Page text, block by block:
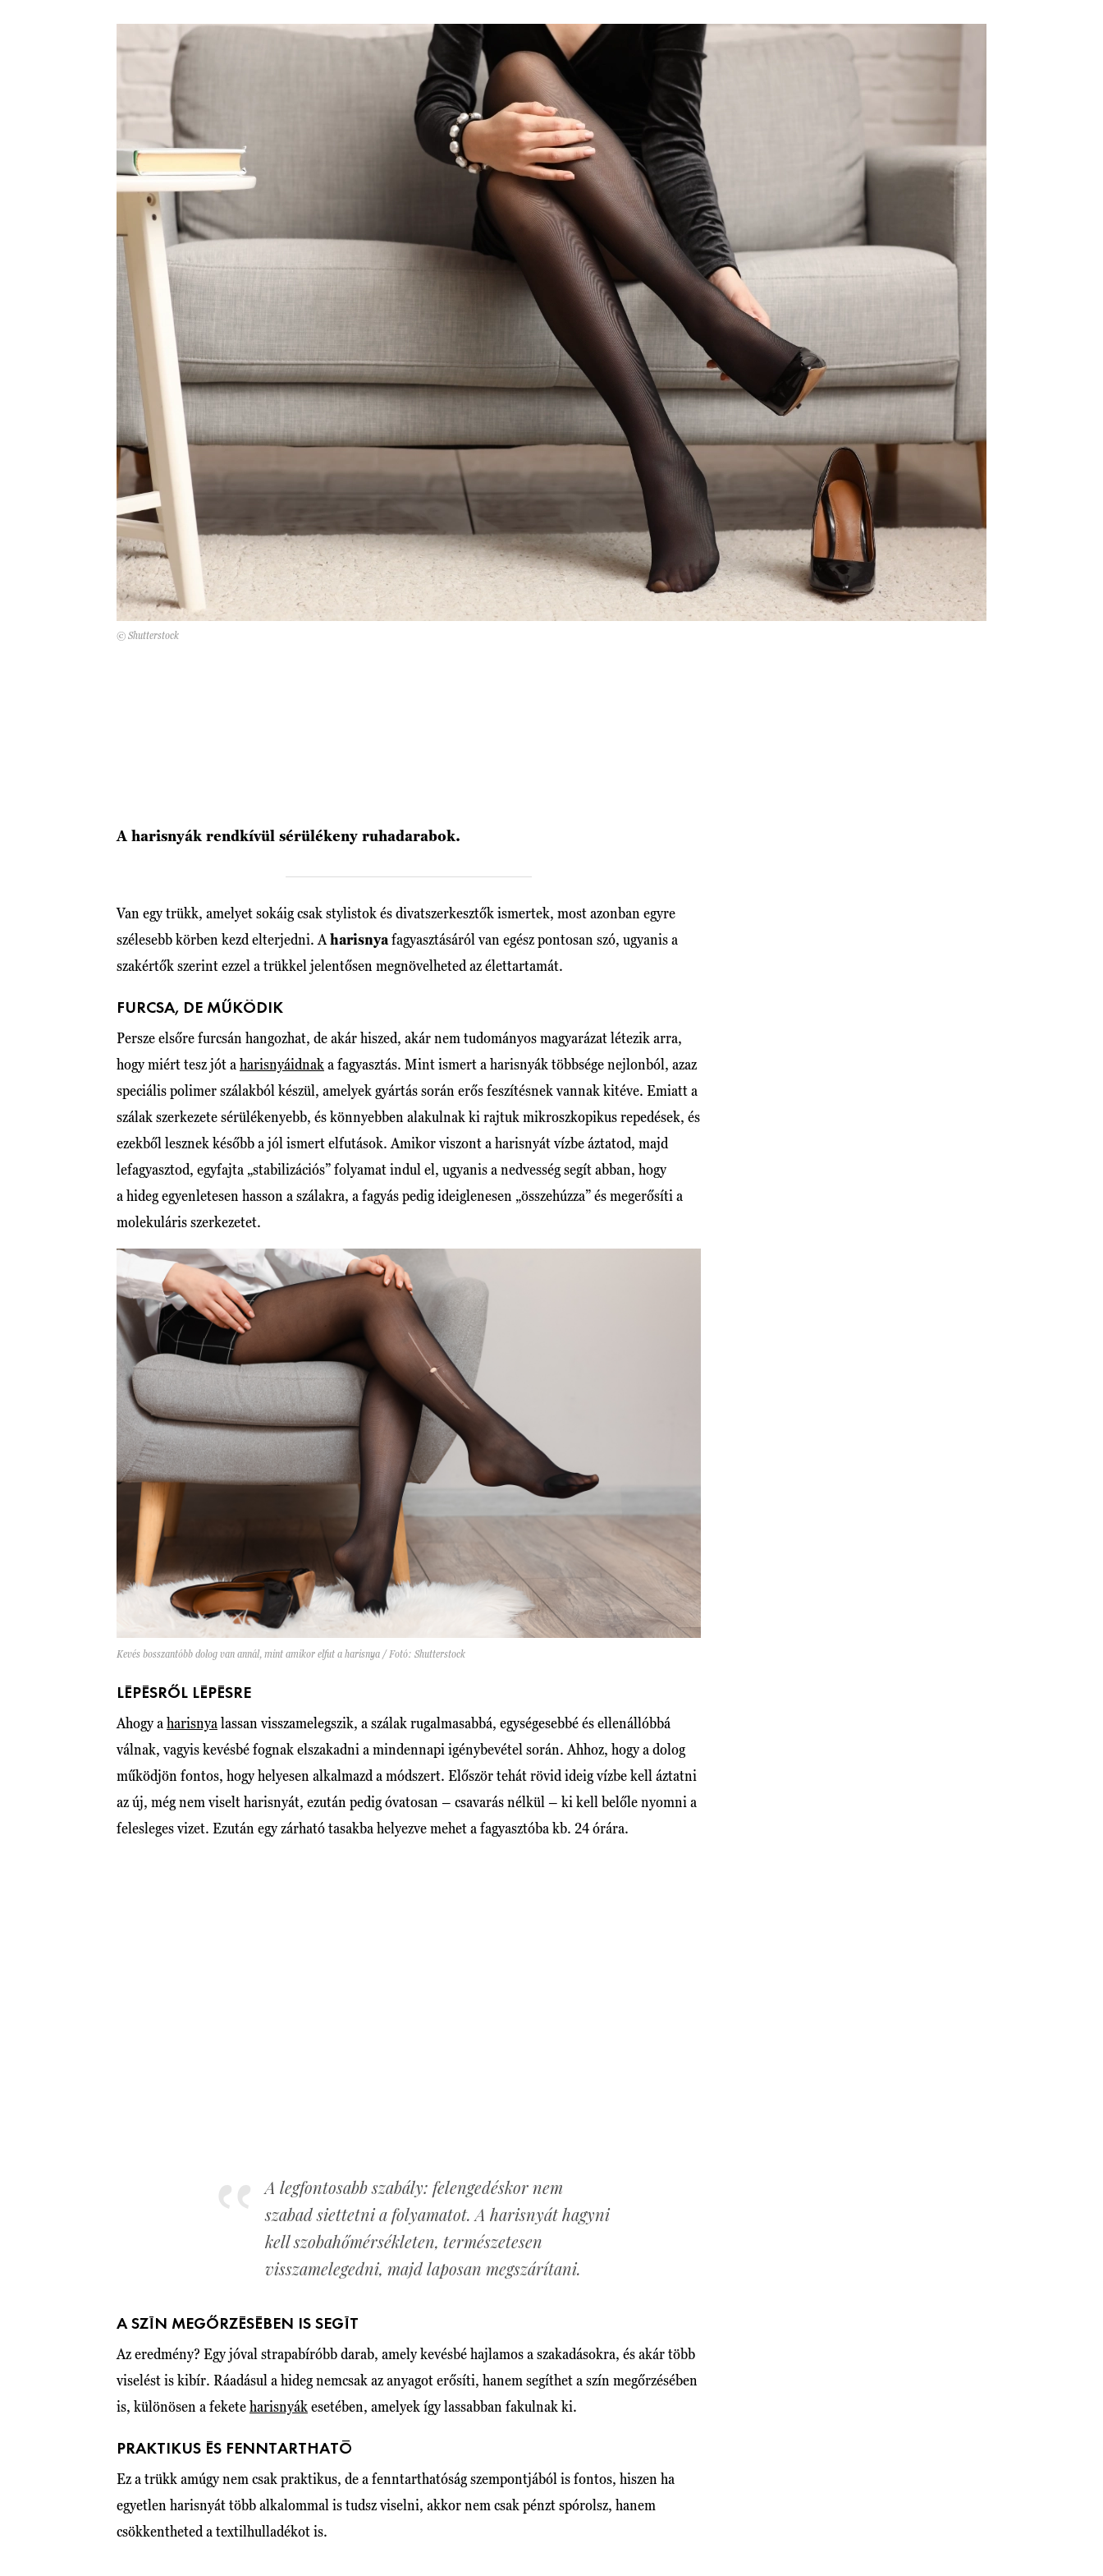
© Shutterstock
A harisnyák rendkívül sérülékeny ruhadarabok.
Van egy trükk, amelyet sokáig csak stylistok és divatszerkesztők ismertek, most azonban egyre
szélesebb körben kezd elterjedni. Aharisnyafagyasztásáról van egész pontosan szó, ugyanis a
szakértők szerint ezzel a trükkel jelentősen megnövelheted az élettartamát.
FURCSA, DE MŰKÖDIK
Persze elsőre furcsán hangozhat, de akár hiszed, akár nem tudományos magyarázat létezik arra,
hogy miért tesz jót a harisnyáidnaka fagyasztás. Mint ismert a harisnyák többsége nejlonból, azaz
speciális polimer szálakból készül, amelyek gyártás során erős feszítésnek vannak kitéve. Emiatt a
szálak szerkezete sérülékenyebb, és könnyebben alakulnak ki rajtuk mikroszkopikus repedések, és
ezekből lesznek később a jól ismert elfutások. Amikor viszont a harisnyát vízbe áztatod, majd
lefagyasztod, egyfajta „stabilizációs” folyamat indul el, ugyanis a nedvesség segít abban, hogy
a hideg egyenletesen hasson a szálakra, a fagyás pedig ideiglenesen „összehúzza” és megerősíti a
molekuláris szerkezetet.
Kevés bosszantóbb dolog van annál, mint amikor elfut a harisnya / Fotó: Shutterstock
LÉPÉSRŐL LÉPÉSRE
Ahogy aharisnyalassan visszamelegszik, a szálak rugalmasabbá, egységesebbé és ellenállóbbá
válnak, vagyis kevésbé fognak elszakadni a mindennapi igénybevétel során. Ahhoz, hogy a dolog
működjön fontos, hogy helyesen alkalmazd a módszert. Először tehát rövid ideig vízbe kell áztatni
az új, még nem viselt harisnyát, ezután pedig óvatosan – csavarás nélkül – ki kell belőle nyomni a
felesleges vizet. Ezután egy zárható tasakba helyezve mehet a fagyasztóba kb. 24 órára.
A legfontosabb szabály: felengedéskor nem
szabad siettetni a folyamatot. A harisnyát hagyni
kell szobahőmérsékleten, természetesen
visszamelegedni, majd laposan megszárítani.
A SZÍN MEGŐRZÉSÉBEN IS SEGÍT
Az eredmény? Egy jóval strapabíróbb darab, amely kevésbé hajlamos a szakadásokra, és akár több
viselést is kibír. Ráadásul a hideg nemcsak az anyagot erősíti, hanem segíthet a szín megőrzésében
is, különösen a feketeharisnyákesetében, amelyek így lassabban fakulnak ki.
PRAKTIKUS ÉS FENNTARTHATÓ
Ez a trükk amúgy nem csak praktikus, de a fenntarthatóság szempontjából is fontos, hiszen ha
egyetlen harisnyát több alkalommal is tudsz viselni, akkor nem csak pénzt spórolsz, hanem
csökkentheted a textilhulladékot is.